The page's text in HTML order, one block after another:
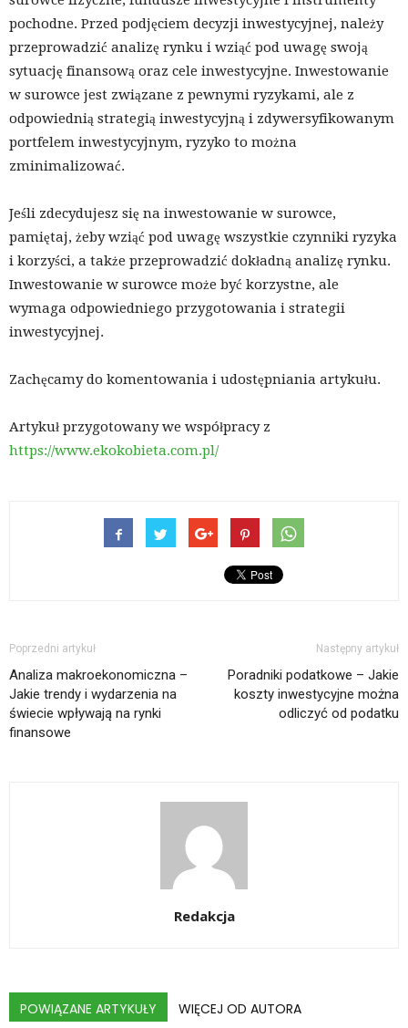
pochodne. Przed podjęciem decyzji inwestycyjnej, należy
przeprowadzić analizę rynku i wziąć pod uwagę swoją
sytuację finansową oraz cele inwestycyjne. Inwestowanie
w surowce jest związane z pewnymi ryzykami, ale z
odpowiednią strategią inwestycyjną i zdywersyfikowanym
portfelem inwestycyjnym, ryzyko to można
zminimalizować.
Jeśli zdecydujesz się na inwestowanie w surowce,
pamiętaj, żeby wziąć pod uwagę wszystkie czynniki ryzyka
i korzyści, a także przeprowadzić dokładną analizę rynku.
Inwestowanie w surowce może być korzystne, ale
wymaga odpowiedniego przygotowania i strategii
inwestycyjnej.
Zachęcamy do komentowania i udostępniania artykułu.
Artykuł przygotowany we współpracy z
https://www.ekokobieta.com.pl/
Poprzedni artykuł
Analiza makroekonomiczna –
Jakie trendy i wydarzenia na
świecie wpływają na rynki
finansowe
Następny artykuł
Poradniki podatkowe – Jakie
koszty inwestycyjne można
odliczyć od podatku
Redakcja
POWIĄZANE ARTYKUŁY WIĘCEJ OD AUTORA